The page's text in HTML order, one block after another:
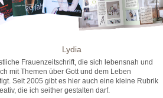
Lydia
Frauenzeitschrift, die sich lebensnah und
mit Themen über Gott und dem Leben
Seit 2005 gibt es hier auch eine kleine Rubrik
die ich seither gestalten darf.